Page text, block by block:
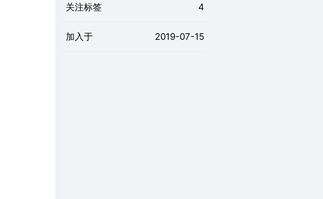
关注标签 4
加入于 2019-07-15